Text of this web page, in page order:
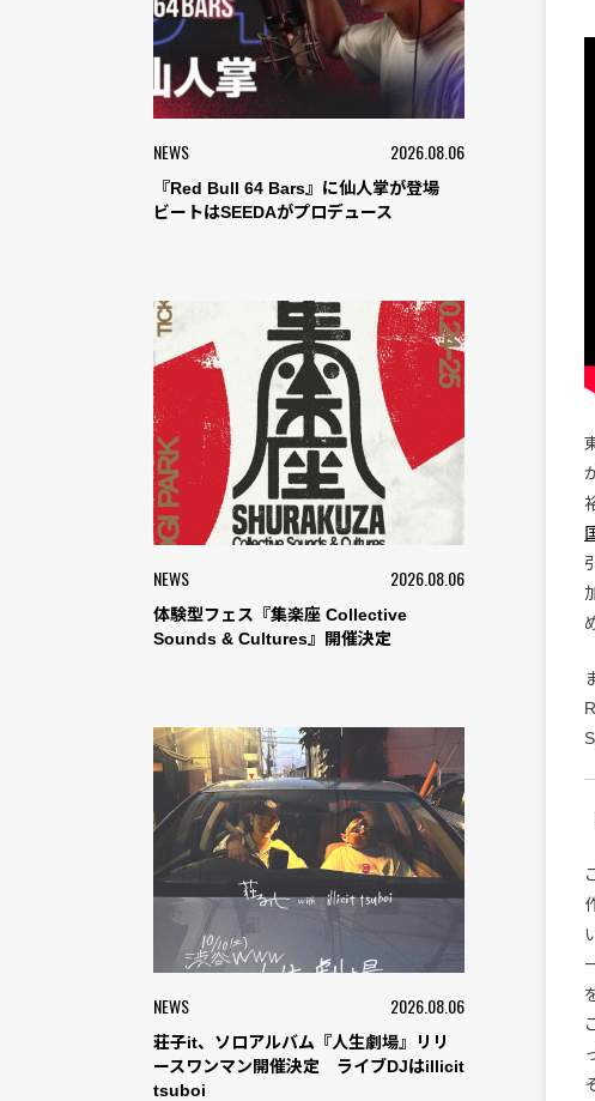
NEWS 2026.08.06
『Red Bull 64 Bars』に仙人掌が登場
ビートはSEEDAがプロデュース
NEWS 2026.08.06
体験型フェス『集楽座 Collective
Sounds & Cultures』開催決定
NEWS 2026.08.06
荘子it、ソロアルバム『人生劇場』リリ
ースワンマン開催決定 ライブDJはillicit
tsuboi